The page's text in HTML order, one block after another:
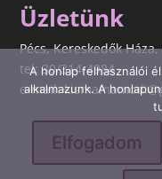
Üzletünk
Pécs, Kereskedők
tel: 30/314-4984
e-mail:
A honlap felhasználói
alkalmazunk. A
Elfogadom